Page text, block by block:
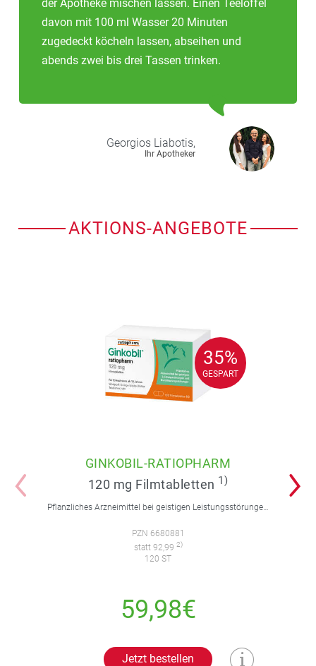
der Apotheke mischen lassen. Einen Teelöffel
davon mit 100 ml Wasser 20 Minuten
zugedeckt köcheln lassen, abseihen und
abends zwei bis drei Tassen trinken.
Georgios Liabotis,
Ihr Apotheker
AKTIONS-ANGEBOTE
35%
GESPART
35%
GESPART
GINKOBIL-RATIOPHARM
120 mg Filmtabletten 1)
Pflanzliches Arzneimittel bei geistigen Leistungsstörungen und Durchblutungsstörungen.
PZN 6680881
statt 92,99 2)
120 ST
59,98€
Jetzt bestellen